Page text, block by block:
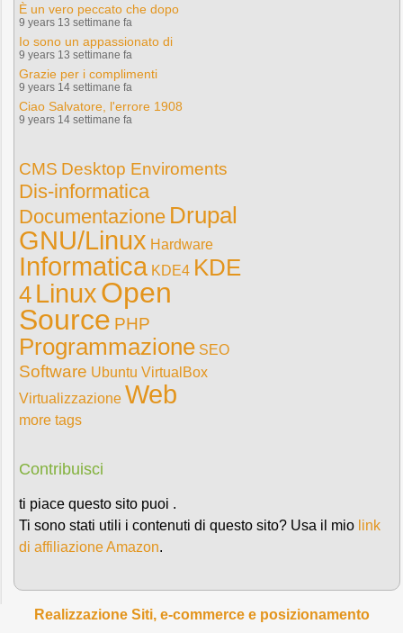
È un vero peccato che dopo
9 years 13 settimane fa
Io sono un appassionato di
9 years 13 settimane fa
Grazie per i complimenti
9 years 14 settimane fa
Ciao Salvatore, l'errore 1908
9 years 14 settimane fa
CMS Desktop Enviroments
Dis-informatica
Documentazione Drupal
GNU/Linux Hardware
Informatica KDE4 KDE
4 LinuxOpen
Source PHP
Programmazione SEO
Software Ubuntu VirtualBox
Virtualizzazione Web
more tags
Contribuisci
ti piace questo sito puoi .
Ti sono stati utili i contenuti di questo sito? Usa il mio link
di affiliazione Amazon.
Realizzazione Siti, e-commerce e posizionamento